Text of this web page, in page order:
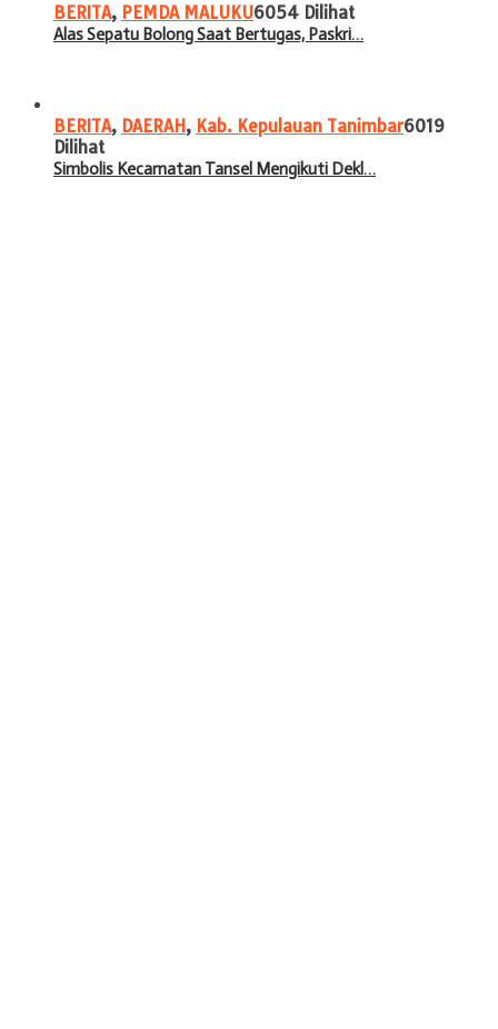
BERITA, PEMDA MALUKU6054 Dilihat
Alas Sepatu Bolong Saat Bertugas, Paskri…
BERITA, DAERAH, Kab. Kepulauan Tanimbar6019
Dilihat
Simbolis Kecamatan Tansel Mengikuti Dekl…